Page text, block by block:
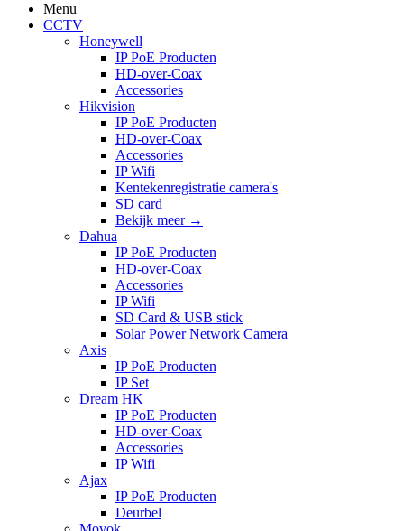
Menu
CCTV
Honeywell
IP PoE Producten
HD-over-Coax
Accessories
Hikvision
IP PoE Producten
HD-over-Coax
Accessories
IP Wifi
Kentekenregistratie camera's
SD card
Bekijk meer →
Dahua
IP PoE Producten
HD-over-Coax
Accessories
IP Wifi
SD Card & USB stick
Solar Power Network Camera
Axis
IP PoE Producten
IP Set
Dream HK
IP PoE Producten
HD-over-Coax
Accessories
IP Wifi
Ajax
IP PoE Producten
Deurbel